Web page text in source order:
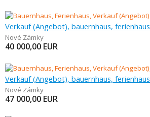
Verkauf (Angebot), bauernhaus, ferienhaus
Nové Zámky
40 000,00 EUR
Verkauf (Angebot), bauernhaus, ferienhaus
Nové Zámky
47 000,00 EUR